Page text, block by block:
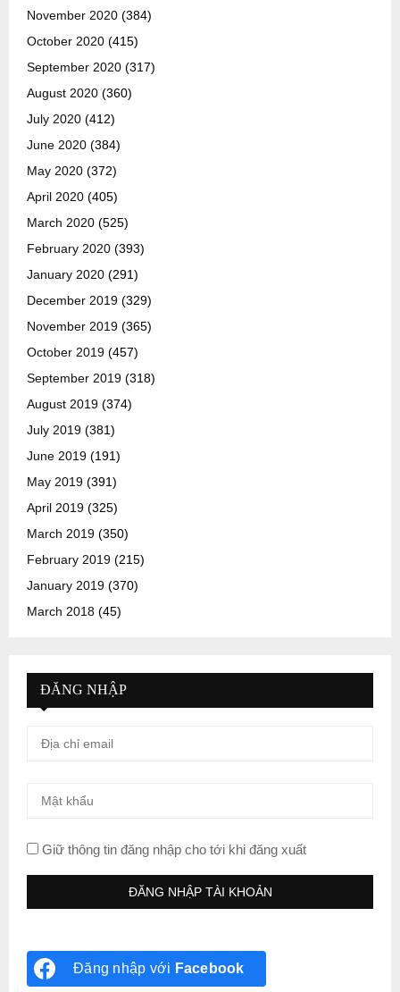
November 2020 (384)
October 2020 (415)
September 2020 (317)
August 2020 (360)
July 2020 (412)
June 2020 (384)
May 2020 (372)
April 2020 (405)
March 2020 (525)
February 2020 (393)
January 2020 (291)
December 2019 (329)
November 2019 (365)
October 2019 (457)
September 2019 (318)
August 2019 (374)
July 2019 (381)
June 2019 (191)
May 2019 (391)
April 2019 (325)
March 2019 (350)
February 2019 (215)
January 2019 (370)
March 2018 (45)
ĐĂNG NHẬP
Giữ thông tin đăng nhập cho tới khi đăng xuất
Đăng nhập với Facebook